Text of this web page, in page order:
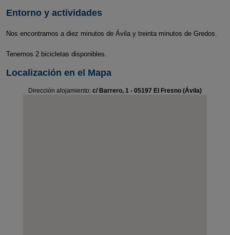
Entorno y actividades
Nos encontramos a diez minutos de Ávila y treinta minutos de Gredos.
Tenemos 2 bicicletas disponibles.
Localización en el Mapa
Dirección alojamiento: c/ Barrero, 1 - 05197 El Fresno (Ávila)